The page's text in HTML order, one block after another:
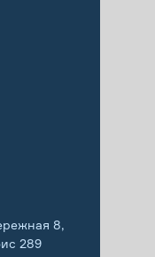
8,
289